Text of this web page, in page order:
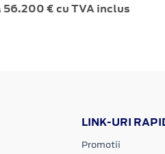
€ cu TVA inclus
LINK-URI
Promotii